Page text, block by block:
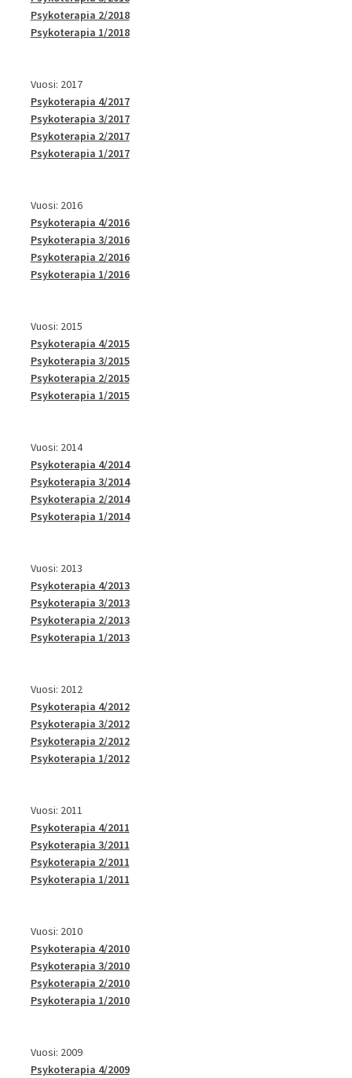
Psykoterapia 2/2018
Psykoterapia 1/2018
Vuosi: 2017
Psykoterapia 4/2017
Psykoterapia 3/2017
Psykoterapia 2/2017
Psykoterapia 1/2017
Vuosi: 2016
Psykoterapia 4/2016
Psykoterapia 3/2016
Psykoterapia 2/2016
Psykoterapia 1/2016
Vuosi: 2015
Psykoterapia 4/2015
Psykoterapia 3/2015
Psykoterapia 2/2015
Psykoterapia 1/2015
Vuosi: 2014
Psykoterapia 4/2014
Psykoterapia 3/2014
Psykoterapia 2/2014
Psykoterapia 1/2014
Vuosi: 2013
Psykoterapia 4/2013
Psykoterapia 3/2013
Psykoterapia 2/2013
Psykoterapia 1/2013
Vuosi: 2012
Psykoterapia 4/2012
Psykoterapia 3/2012
Psykoterapia 2/2012
Psykoterapia 1/2012
Vuosi: 2011
Psykoterapia 4/2011
Psykoterapia 3/2011
Psykoterapia 2/2011
Psykoterapia 1/2011
Vuosi: 2010
Psykoterapia 4/2010
Psykoterapia 3/2010
Psykoterapia 2/2010
Psykoterapia 1/2010
Vuosi: 2009
Psykoterapia 4/2009